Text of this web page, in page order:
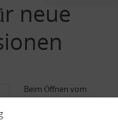
neue
Beim Öffnen vom